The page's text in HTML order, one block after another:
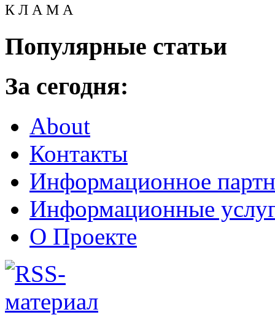
К Л А М А
Популярные статьи
За сегодня:
About
Контакты
Информационное
Информационные
О Проекте